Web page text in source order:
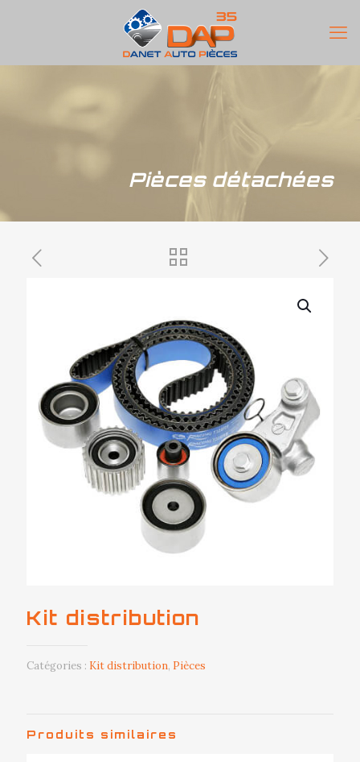
Pièces détachées
Kit distribution
Catégories : Kit distribution, Pièces
Produits similaires